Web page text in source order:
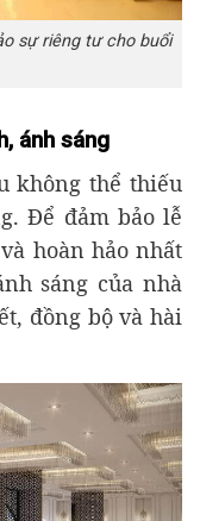
sự riêng tư cho buổi
ánh sáng
không thể thiếu
Để đảm bảo lễ
hoàn hảo nhất
sáng của nhà
đồng bộ và hài